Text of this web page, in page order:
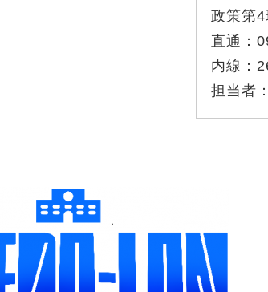
政策第4
直通：
内線：
担当者：